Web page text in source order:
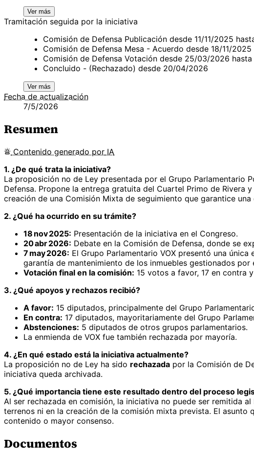
Ver más
Tramitación seguida por la iniciativa
Comisión de Defensa Publicación desde 11/11/2025
Comisión de Defensa Mesa - Acuerdo desde 18/11/
Comisión de Defensa Votación desde 25/03/2026
Concluido - (Rechazado) desde 20/04/2026
Ver más
Fecha de actualización
7/5/2026
Resumen
Contenido generado por IA
1. ¿De qué trata la iniciativa?
La proposición no de Ley presentada por el Grupo Parlamentario
Defensa. Propone la entrega gratuita del Cuartel Primo de Rivera
creación de una Comisión Mixta de seguimiento que garantice
2. ¿Qué ha ocurrido en su trámite?
18 nov 2025: Presentación de la iniciativa en el Congreso.
20 abr 2026: Debate en la Comisión de Defensa, donde se
7 may 2026: El Grupo Parlamentario VOX presentó una
garantía de mantenimiento de los inmuebles gestionados por
Votación final en la comisión: 15 votos a favor, 17 en contra
3. ¿Qué apoyos y rechazos recibió?
A favor: 15 diputados, principalmente del Grupo
En contra: 17 diputados, mayoritariamente del Grupo
Abstenciones: 5 diputados de otros grupos parlamentarios.
La enmienda de VOX fue también rechazada por mayoría.
4. ¿En qué estado está la iniciativa actualmente?
La proposición no de Ley ha sido rechazada por la Comisión de
iniciativa queda archivada.
5. ¿Qué importancia tiene este resultado dentro del proceso
Al ser rechazada en comisión, la iniciativa no puede ser remitida
terrenos ni en la creación de la comisión mixta prevista. El
contenido o mayor consenso.
Documentos